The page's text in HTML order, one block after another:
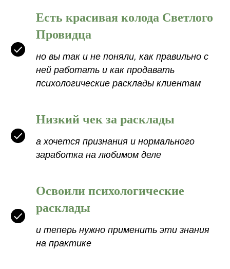
Есть красивая колода Светлого
Провидца
но вы так и не поняли, как правильно с
ней работать и как продавать
психологические расклады клиентам
Низкий чек за расклады
а хочется признания и нормального
заработка на любимом деле
Освоили психологические
расклады
и теперь нужно применить эти знания
на практике